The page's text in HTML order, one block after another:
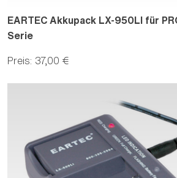
EARTEC Akkupack LX-950LI für
Serie
Preis: 37,00 €